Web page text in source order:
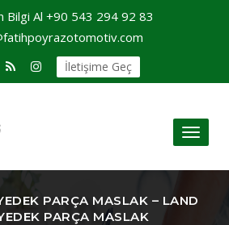
Bilgi Al +90 543 294 92 83
İletişime Geç
Toggle
PARÇA MASLAK – LAND
PARÇA MASLAK